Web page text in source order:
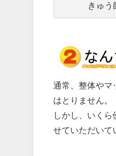
きゅう
通常、整体やマ
はとりません。
しかし、いく
せていただいて